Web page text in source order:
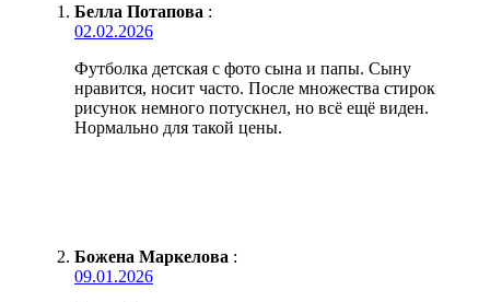
Белла Потапова :
02.02.2026
Футболка детская с фото сына и папы. Сыну
нравится, носит часто. После множества стирок
рисунок немного потускнел, но всё ещё виден.
Нормально для такой цены.
Божена Маркелова :
09.01.2026